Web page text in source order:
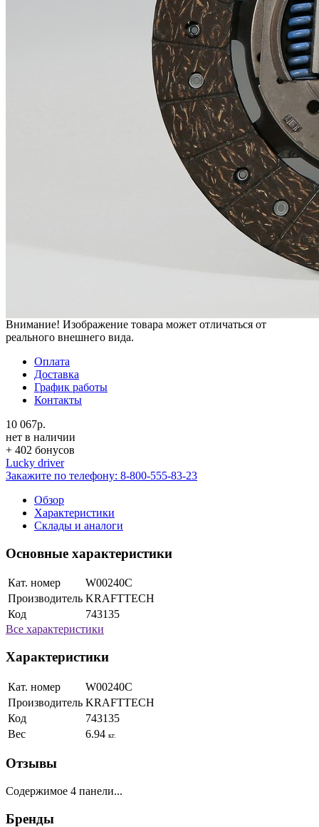
Внимание! Изображение товара может отличаться от
реального внешнего вида.
Оплата
Доставка
График работы
Контакты
10 067р.
нет в наличии
+ 402 бонусов
Lucky driver
Закажите по телефону: 8-800-555-83-23
Обзор
Характеристики
Склады и аналоги
Основные характеристики
Кат. номер
W00240C
Производитель KRAFTTECH
Код
743135
Все характеристики
Характеристики
Кат. номер
W00240C
Производитель KRAFTTECH
Код
743135
Вес
6.94 кг.
Отзывы
Содержимое 4 панели...
Бренды